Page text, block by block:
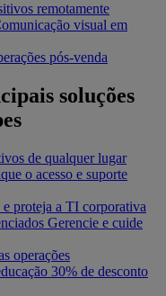
remotamente
visual em
pós-venda
soluções
de qualquer lugar
o acesso e suporte
e proteja a TI corporativa
Gerencie e cuide
operações
30% de desconto